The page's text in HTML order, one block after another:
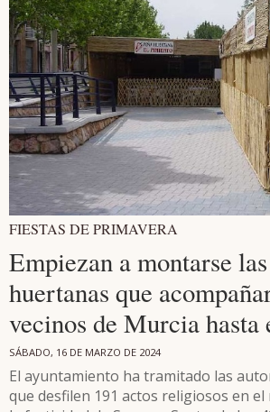
FIESTAS DE PRIMAVERA
Empiezan a montarse
huertanas que
vecinos de Murcia
SÁBADO, 16 DE MARZO DE 2024
El ayuntamiento ha tramitado las
que desfilen 191 actos religiosos en